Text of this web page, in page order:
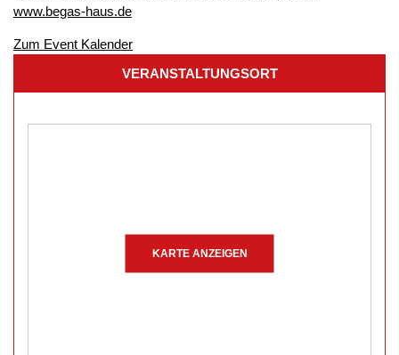
www.begas-haus.de
Zum Event Kalender
VERANSTALTUNGSORT
KARTE ANZEIGEN